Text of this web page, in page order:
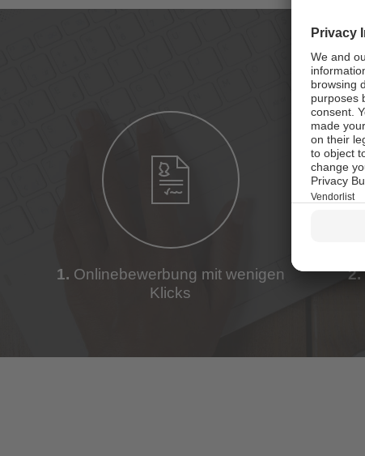
1. Onlinebewerbung mit wenigen
Klicks
2.